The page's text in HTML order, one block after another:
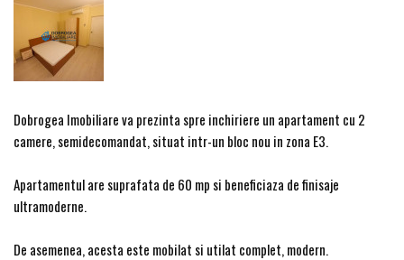
Dobrogea Imobiliare va prezinta spre inchiriere un apartament cu 2
camere, semidecomandat, situat intr-un bloc nou in zona E3.
Apartamentul are suprafata de 60 mp si beneficiaza de finisaje
ultramoderne.
De asemenea, acesta este mobilat si utilat complet, modern.